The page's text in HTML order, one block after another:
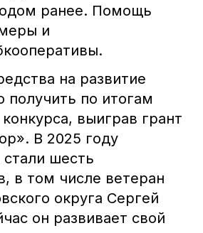
ранее. Помощь
и
на развитие
получить по итогам
выиграв грант
В 2025 году
шесть
в том числе ветеран
округа Сергей
он развивает свой